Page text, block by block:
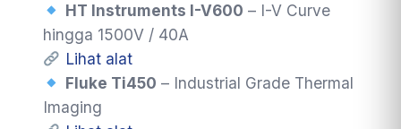
HT Instruments I-V600 – I-V Curve
hingga 1500V / 40A
Lihat alat
Fluke Ti450 – Industrial Grade Thermal
Imaging